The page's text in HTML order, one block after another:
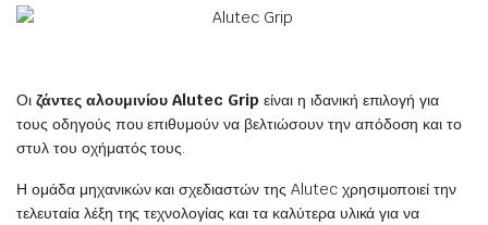
Οι ζάντες αλουμινίου Alutec Grip είναι η ιδανική επιλογή για
τους οδηγούς που επιθυμούν να βελτιώσουν την απόδοση και το
στυλ του οχήματός τους.
Η ομάδα μηχανικών και σχεδιαστών της Alutec χρησιμοποιεί την
τελευταία λέξη της τεχνολογίας και τα καλύτερα υλικά για να